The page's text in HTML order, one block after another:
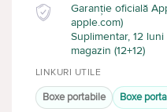
Garanție oficială
apple.com)
Suplimentar, 12
magazin (12+12)
LINKURI UTILE
Boxe portabile Boxe